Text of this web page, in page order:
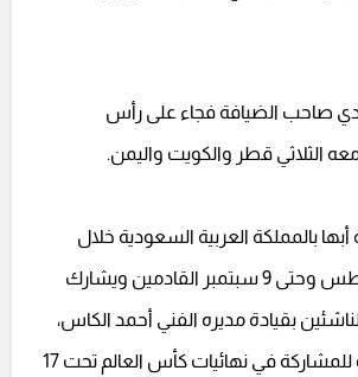
صاحب الضيافة فجاء على رأس
الثلاثي قطر والكويت واليمن.
أبها بالمملكة العربية السعودية خلال
الفترة من 28 أغسطس وحتى 9 سبتمبر القادمين ويشارك
بقيادة مديره الفني أحمد الكاس،
ضمن برنامج إعداده للمشاركة في نهائيات كأس العالم تحت 17